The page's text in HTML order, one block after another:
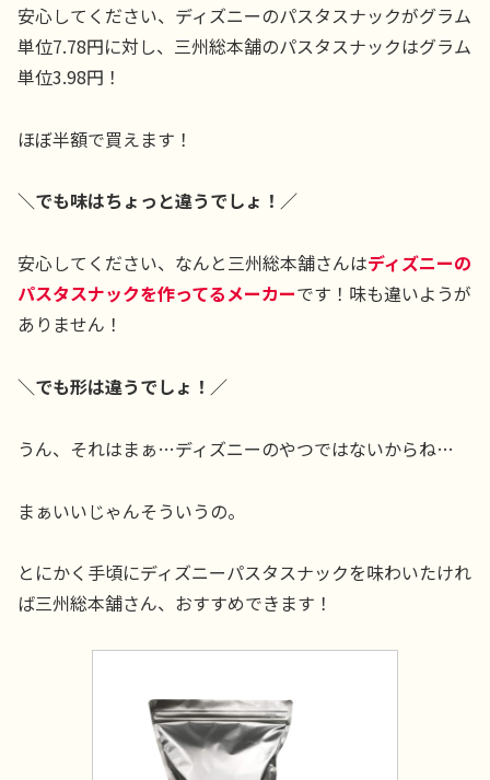
安心してください、ディズニーのパスタスナックがグラム
単位7.78円に対し、三州総本舗のパスタスナックはグラム
単位3.98円！
ほぼ半額で買えます！
＼でも味はちょっと違うでしょ！／
安心してください、なんと三州総本舗さんはディズニーの
パスタスナックを作ってるメーカーです！味も違いようが
ありません！
＼でも形は違うでしょ！／
うん、それはまぁ…ディズニーのやつではないからね…
まぁいいじゃんそういうの。
とにかく手頃にディズニーパスタスナックを味わいたけれ
ば三州総本舗さん、おすすめできます！